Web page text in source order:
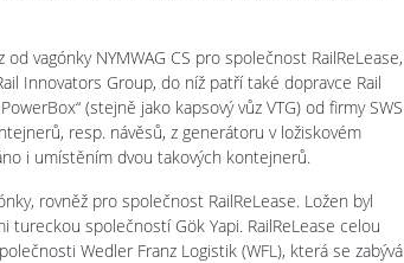
vagónky NYMWAG CS pro společnost RailReLease,
Innovators Group, do níž patří také dopravce Rail
(stejně jako kapsový vůz VTG) od firmy SWS
resp. návěsů, z generátoru v ložiskovém
i umístěním dvou takových kontejnerů.
rovněž pro společnost RailReLease. Ložen byl
společností Gök Yapi. RailReLease celou
Wedler Franz Logistik (WFL), která se zabývá